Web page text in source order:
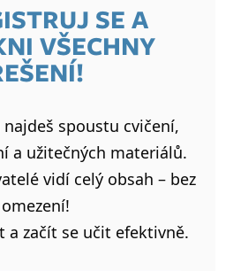
SE A
VŠECHNY
spoustu cvičení,
a užitečných materiálů.
vidí celý obsah – bez
omezení!
a začít se učit efektivně.